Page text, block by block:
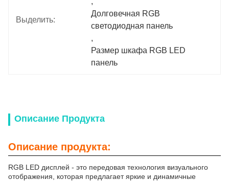
Выделить:
Долговечная RGB
светодиодная панель
,
Размер шкафа RGB LED
панель
Описание Продукта
Описание продукта:
RGB LED дисплей - это передовая технология визуального
отображения, которая предлагает яркие и динамичные